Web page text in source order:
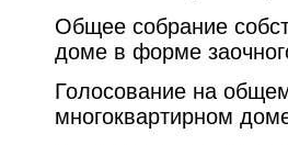
Общее собрание
доме в форме
Голосование на
многоквартирном